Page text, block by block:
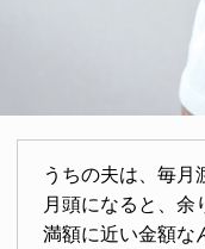
うちの夫は、毎月
月頭になると、余
満額に近い金額な